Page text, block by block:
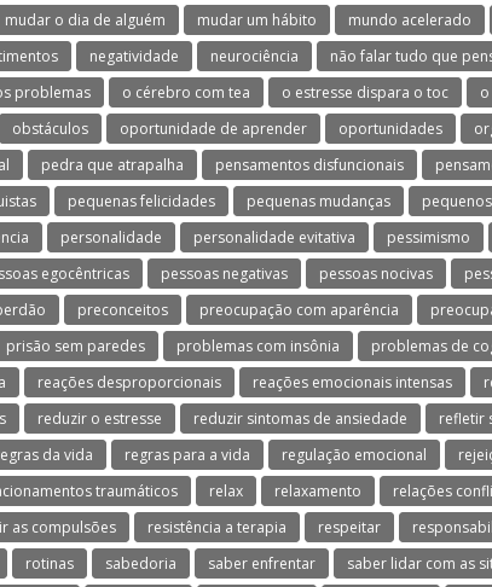
mudar o dia de alguém mudar um hábito mundo acelerado
negatividade neurociência não falar tudo que
problemas o cérebro com tea o estresse dispara o toc
obstáculos oportunidade de aprender oportunidades
pedra que atrapalha pensamentos disfuncionais
pequenas felicidades pequenas mudanças
personalidade personalidade evitativa pessimismo
egocêntricas pessoas negativas pessoas nocivas
preconceitos preocupação com aparência
prisão sem paredes problemas com insônia problemas de
reações desproporcionais reações emocionais intensas
reduzir o estresse reduzir sintomas de ansiedade refletir
da vida regras para a vida regulação emocional
traumáticos relax relaxamento relações
as compulsões resistência a terapia respeitar
rotinas sabedoria saber enfrentar saber lidar com as